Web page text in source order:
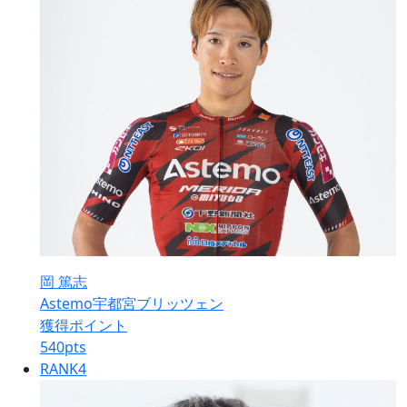
岡 篤志
Astemo宇都宮ブリッツェン
獲得ポイント
540pts
RANK4